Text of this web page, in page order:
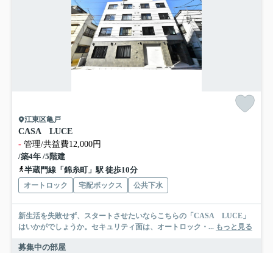
江東区亀戸
CASA LUCE
- 管理/共益費12,000円
/築4年 /5階建
半蔵門線「錦糸町」駅 徒歩10分
オートロック 宅配ボックス 公共下水
新生活を失敗せず、スタートさせたいならこちらの「CASA LUCE」
はいかがでしょうか。セキュリティ面は、オートロック・... もっと見る
募集中の部屋